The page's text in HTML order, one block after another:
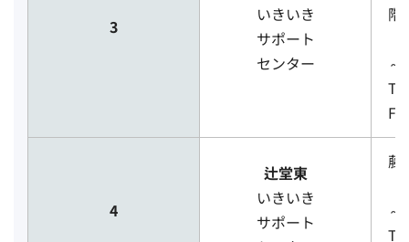
3
いきいき
サポート
センター
階
～
4
辻堂東
いきいき
サポート
藤
～